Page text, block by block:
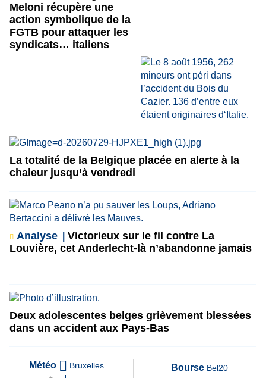
Meloni récupère une
action symbolique de la
FGTB pour attaquer les
syndicats… italiens
La totalité de la Belgique placée en alerte à la
chaleur jusqu’à vendredi
Analyse
Victorieux sur le fil contre La
Louvière, cet Anderlecht-là n’abandonne jamais
Deux adolescentes belges grièvement blessées
dans un accident aux Pays-Bas
Météo Bruxelles Bourse Bel20